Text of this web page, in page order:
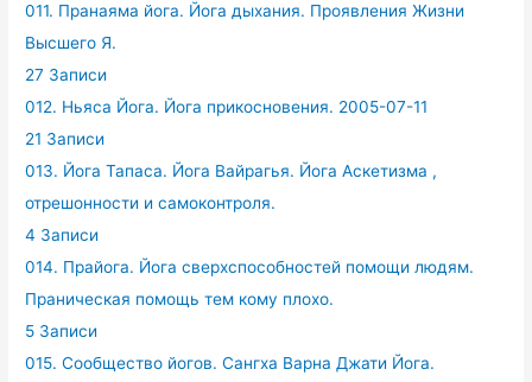
011. Пранаяма йога. Йога дыхания. Проявления Жизни
Высшего Я.
27 Записи
012. Ньяса Йога. Йога прикосновения. 2005-07-11
21 Записи
013. Йога Тапаса. Йога Вайрагья. Йога Аскетизма ,
отрешонности и самоконтроля.
4 Записи
014. Прайога. Йога сверхспособностей помощи людям.
Праническая помощь тем кому плохо.
5 Записи
015. Сообщество йогов. Сангха Варна Джати Йога.